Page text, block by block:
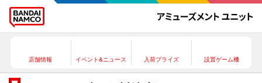
店舗情報 イベント&ニュース 入荷プライズ 設置ゲーム機